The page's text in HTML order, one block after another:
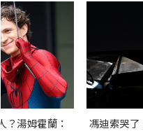
？湯姆霍蘭：
馮迪索哭